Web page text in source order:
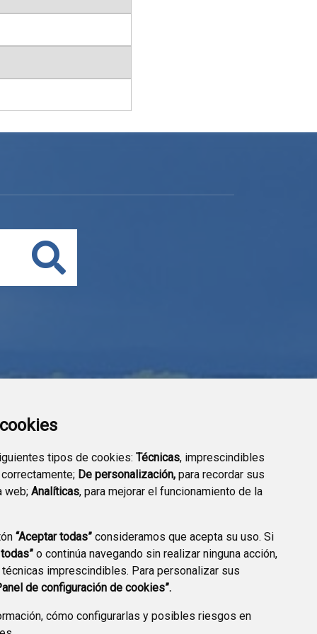
tipos de cookies: Técnicas, imprescindibles
De personalización, para recordar sus
web; Analíticas, para mejorar el funcionamiento de la
“Aceptar todas” consideramos que acepta su uso. Si
o continúa navegando sin realizar ninguna acción,
imprescindibles. Para personalizar sus
de configuración de cookies”.
cómo configurarlas y posibles riesgos en
Buscar
ELECTRÓNICA TRANSPARENCIA